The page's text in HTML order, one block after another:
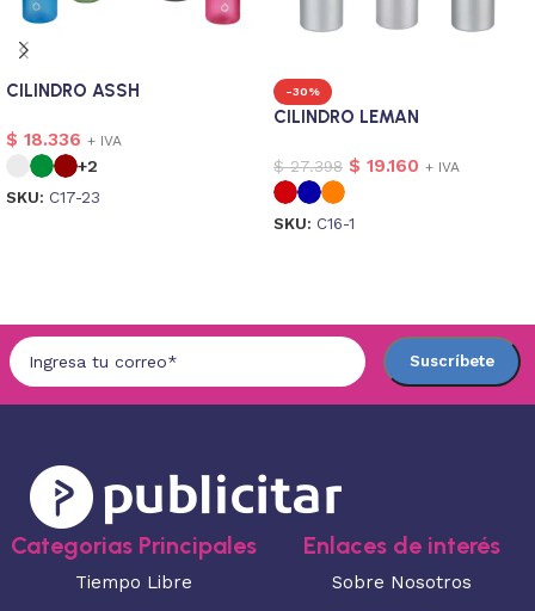
CILINDRO ASSH
$ 18.336 + IVA
+2
SKU: C17-23
-30%
CILINDRO LEMAN
$27.398 $ 19.160 + IVA
SKU: C16-1
Categorias Principales
Tiempo Libre
Enlaces de interés
Sobre Nosotros